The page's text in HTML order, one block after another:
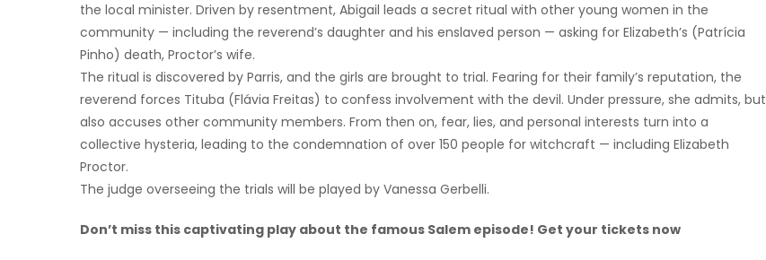
the local minister. Driven by resentment, Abigail leads a secret ritual with other young women in the
community — including the reverend’s daughter and his enslaved person — asking for Elizabeth’s (Patrícia
Pinho) death, Proctor’s wife.
The ritual is discovered by Parris, and the girls are brought to trial. Fearing for their family’s reputation, the
reverend forces Tituba (Flávia Freitas) to confess involvement with the devil. Under pressure, she admits, but
also accuses other community members. From then on, fear, lies, and personal interests turn into a
collective hysteria, leading to the condemnation of over 150 people for witchcraft — including Elizabeth
Proctor.
The judge overseeing the trials will be played by Vanessa Gerbelli.
Don’t miss this captivating play about the famous Salem episode! Get your tickets now